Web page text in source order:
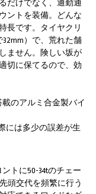
だけでなく、通勤通
ントを装備。どんな
長です。タイヤクリ
）で、荒れた舗
ません。険しい坂が
切に保てるので、効
のアルミ合金製バイ
には多少の誤差が生
トに50-34tのチェー
頭交代を頻繁に行う